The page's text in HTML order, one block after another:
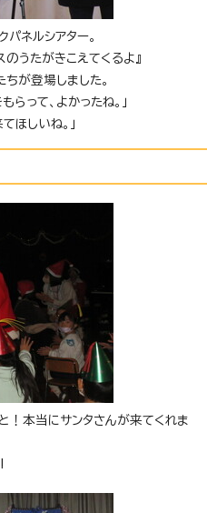
パネルシアター。
のうたがきこえてくるよ』
が登場しました。
らって、よかったね。」
ほしいね。」
！本当にサンタさんが来てくれま